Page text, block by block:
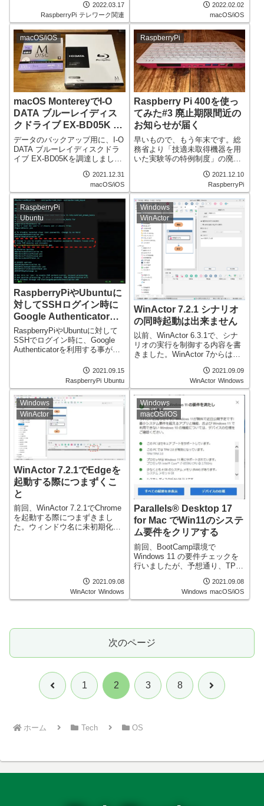
用しているRaspberry Pi 4B に
64Bit OSを入れてみることにし
ました。
2022.03.17
RaspberryPi テレワーク関連
Windowsからはすんなり印刷出
来るのに、macOSからなかなか
一発で印刷出来ずイライラして
いましたが、ようやく対処がわ
かりました。
2022.02.02
macOS/iOS
macOS/iOS
macOS MontereyでI-O
DATA ブルーレイディス
クドライブ EX-BD05K を
使う
データのバックアップ用に、I-O
DATA ブルーレイディスクドラ
イブ EX-BD05Kを調達しまし
程度ですが、保存するまでの段
取りを書いておきたいと思いま
す。
2021.12.31
macOS/iOS
RaspberryPi
Raspberry Pi 400を使っ
てみた#3 廃止期限間近の
お知らせが届く
早いもので、もう年末です。総
務省より「技適未取得機器を用
いた実験等の特例制度」の廃止
メールが届きました。まだまだ
使うタイミングがあると思いま
すので、再度申請を行ってみま
す。
2021.12.10
RaspberryPi
RaspberryPi
Ubuntu
RaspberryPiやUbuntuに
対してSSHログイン時に
Google Authenticatorを
利用する
RaspberryPiやUbuntuに対して
SSHでログイン時に、Google
Authenticatorを利用する事が可
になりますので、SSHを利用さ
れる方は一度ご確認頂けると良
いと思います。（分かりやすく
するために、青色マーカーをつ
けています。）
2021.09.15
RaspberryPi Ubuntu
Windows
WinActor
WinActor 7.2.1 シナリオ
の同時起動は出来ません
以前、WinActor 6.3.1で、シナ
リオの実行を制御する内容を書
きました。WinActor 7からは複
き、同時実行出来るの？と思っ
て確認した内容です。正しくは
「シナリオファイルは複数開け
るが、同時実行は出来ません。
（WinDirectorを使う？）」とな
りました。
2021.09.09
WinActor Windows
Windows
WinActor
WinActor 7.2.1でEdgeを
起動する際につまずくこ
と
前回、WinActor 7.2.1でChrome
を起動する際につまずきまし
た。ウィンドウ名に未初期化の
2021.09.08
WinActor Windows
Windows
macOS/iOS
Parallels® Desktop 17
for Mac でWin11のシステ
ム要件をクリアする
前回、BootCamp環境で
Windows 11 の要件チェックを
行いましたが、予想通り、TPM
今回は、Parallels® Desktop 17
for MacでWindows 11 のシステ
ム要件チェックをクリアする内
2021.09.08
Windows macOS/iOS
次のページ
前 1 2 3 8 次
ホーム Tech OS